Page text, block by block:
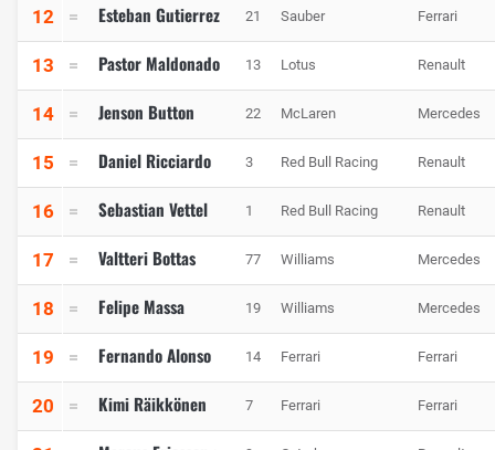
12 Esteban Gutierrez 21 Sauber Ferrari
13 Pastor Maldonado 13 Lotus Renault
14 Jenson Button 22 McLaren Mercedes
15 Daniel Ricciardo 3 Red Bull Racing Renault
16 Sebastian Vettel 1 Red Bull Racing Renault
17 Valtteri Bottas 77 Williams Mercedes
18 Felipe Massa 19 Williams Mercedes
19 Fernando Alonso 14 Ferrari Ferrari
20 Kimi Räikkönen 7 Ferrari Ferrari